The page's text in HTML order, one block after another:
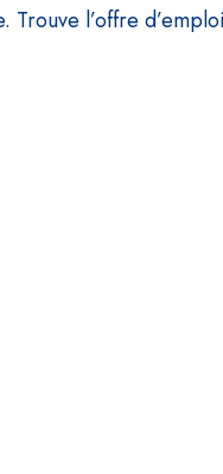
Trouve l’offre